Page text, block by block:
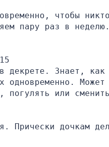
чтобы
пару раз в
декрете. Знает,
Может
или
Прически дочкам